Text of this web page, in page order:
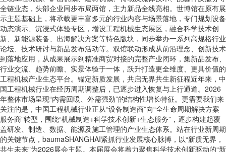
全链业态，头部企业同步布局两馆，主力新品全线亮相。世博馆在原有展
示主题基础上，将承载更丰富多元的行业内容与场景落地，专门规划设备
动态演示、沉浸式体验专区，增设工程机械生态展区，融合科学技术创
新、新能源装备、出海解决方案等特色版块，同步举办一系列高规格行业
论坛、技术研讨与新品发布活动等。双馆联动形成从前沿理念、创新技术
到落地应用，从成果展示到精准商贸对接的完整产业闭环，集新品发布、
行业交流、趋势前瞻、实景体验于一体，跃升打造更全维度、更具价值的
工程机械产业生态平台。锚定新质发展，共启无界共生新征程近年来，中
国工程机械行业在经历周期调整后，已逐步进入恢复与上行通道。2026
年整体市场呈现“内需回暖、外需强劲”的结构性增长特征。更需要我们来
关注的是，中国工程机械行业正从“设备制造商”向“全生命周期解决方案
服务商”转型，围绕“机械制造+科学技术创新+生态服务”，逐步构建起覆
盖研发、制造、数据、能源及施工管理的产业生态体系。站在行业新周期
的关键节点，baumaSHANGHAI紧抓行业发展核心脉搏，以“新质无界，
共生未来”为2026展会主题。本届展会将着力聚焦科学技术创新驱动的“新